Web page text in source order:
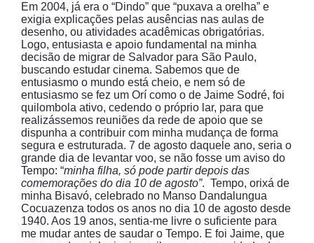
Em 2004, já era o “Dindo” que “puxava a orelha” e
exigia explicações pelas ausências nas aulas de
desenho, ou atividades acadêmicas obrigatórias.
Logo, entusiasta e apoio fundamental na minha
decisão de migrar de Salvador para São Paulo,
buscando estudar cinema. Sabemos que de
entusiasmo o mundo está cheio, e nem só de
entusiasmo se fez um Orí como o de Jaime Sodré, foi
quilombola ativo, cedendo o próprio lar, para que
realizássemos reuniões da rede de apoio que se
dispunha a contribuir com minha mudança de forma
segura e estruturada. 7 de agosto daquele ano, seria o
grande dia de levantar voo, se não fosse um aviso do
Tempo: “minha filha, só pode partir depois das
comemorações do dia 10 de agosto”. Tempo, orixá de
minha Bisavó, celebrado no Manso Dandalungua
Cocuazenza todos os anos no dia 10 de agosto desde
1940. Aos 19 anos, sentia-me livre o suficiente para
me mudar antes de saudar o Tempo. E foi Jaime, que